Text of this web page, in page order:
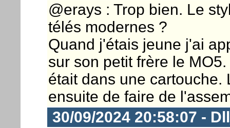
@erays : Trop bien. Le
télés modernes ?
Quand j'étais jeune j'ai
sur son petit frère le
était dans une cartouche.
ensuite de faire de
30/09/2024 20:58:07 -